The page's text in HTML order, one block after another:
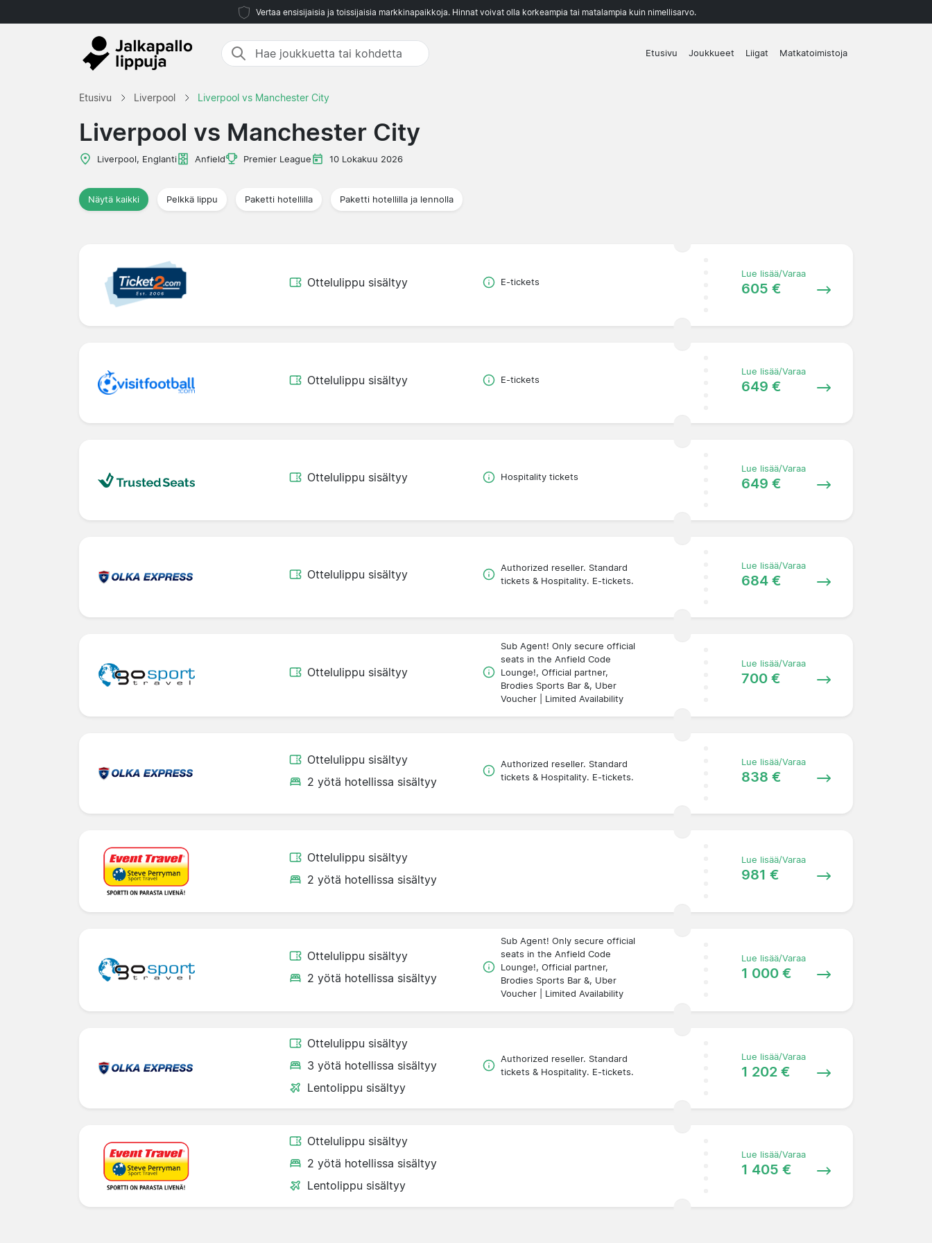
Vertaa ensisijaisia ja toissijaisia markkinapaikkoja. Hinnat voivat olla korkeampia tai matalampia kuin nimellisarvo.
Etusivu Joukkueet Liigat Matkatoimistoja
Etusivu Liverpool Liverpool vs Manchester City
Liverpool vs Manchester City
Liverpool, Englanti Anfield Premier League 10 Lokakuu 2026
Näytä kaikki Pelkkä lippu Paketti hotellilla Paketti hotellilla ja lennolla
Ottelulippu sisältyy E-tickets
Lue lisää/Varaa
605 €
Ottelulippu sisältyy E-tickets
Lue lisää/Varaa
649 €
Ottelulippu sisältyy Hospitality tickets
Lue lisää/Varaa
649 €
Ottelulippu sisältyy
Authorized reseller. Standard
tickets & Hospitality. E-tickets.
Lue lisää/Varaa
684 €
Ottelulippu sisältyy
Sub Agent! Only secure official
seats in the Anfield Code
Lounge!, Official partner,
Brodies Sports Bar &, Uber
Voucher | Limited Availability
Lue lisää/Varaa
700 €
Ottelulippu sisältyy
2 yötä hotellissa sisältyy
Authorized reseller. Standard
tickets & Hospitality. E-tickets.
Lue lisää/Varaa
838 €
Ottelulippu sisältyy
2 yötä hotellissa sisältyy
Lue lisää/Varaa
981 €
Ottelulippu sisältyy
2 yötä hotellissa sisältyy
Sub Agent! Only secure official
seats in the Anfield Code
Lounge!, Official partner,
Brodies Sports Bar &, Uber
Voucher | Limited Availability
Lue lisää/Varaa
1 000 €
Ottelulippu sisältyy
3 yötä hotellissa sisältyy
Lentolippu sisältyy
Authorized reseller. Standard
tickets & Hospitality. E-tickets.
Lue lisää/Varaa
1 202 €
Ottelulippu sisältyy
2 yötä hotellissa sisältyy
Lentolippu sisältyy
Lue lisää/Varaa
1 405 €